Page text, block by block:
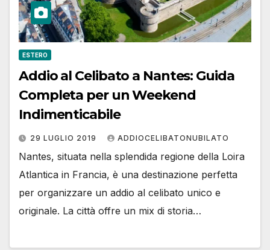
ESTERO
Addio al Celibato a Nantes: Guida
Completa per un Weekend
Indimenticabile
29 LUGLIO 2019 ADDIOCELIBATONUBILATO
Nantes, situata nella splendida regione della Loira
Atlantica in Francia, è una destinazione perfetta
per organizzare un addio al celibato unico e
originale. La città offre un mix di storia…